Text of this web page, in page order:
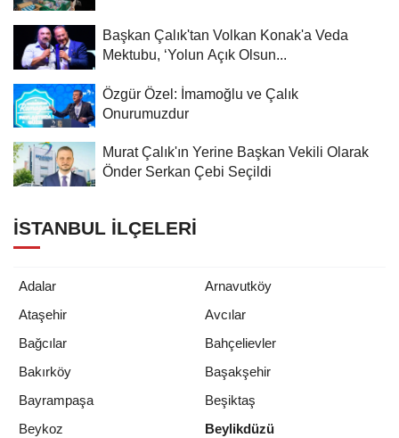
Başkan Çalık'tan Volkan Konak'a Veda
Mektubu, ‘Yolun Açık Olsun...
Özgür Özel: İmamoğlu ve Çalık
Onurumuzdur
Murat Çalık'ın Yerine Başkan Vekili Olarak
Önder Serkan Çebi Seçildi
İSTANBUL İLÇELERI
Adalar
Arnavutköy
Ataşehir
Avcılar
Bağcılar
Bahçelievler
Bakırköy
Başakşehir
Bayrampaşa
Beşiktaş
Beykoz
Beylikdüzü